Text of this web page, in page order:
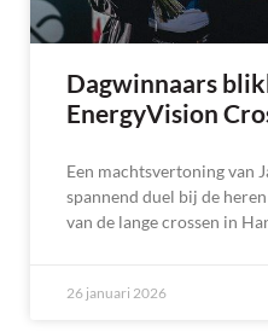
Dagwinnaars
EnergyVision
Een machtsvertoning van
spannend duel bij de
van de lange crossen in
26 januari 2026